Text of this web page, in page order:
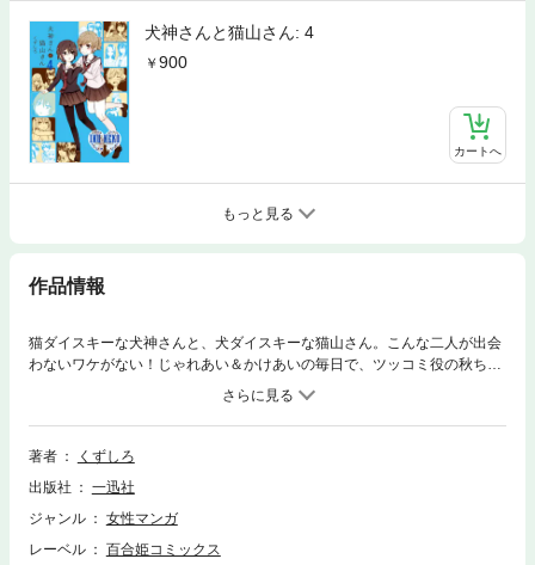
犬神さんと猫山さん: 4
900
カートへ
もっと見る
作品情報
猫ダイスキーな犬神さんと、犬ダイスキーな猫山さん。こんな二人が出会
わないワケがない！じゃれあい＆かけあいの毎日で、ツッコミ役の秋ちゃ
んもお疲れモード。生物部に入って杜松さん、牛若さんとの部活動も満
喫？する学園生活。プロ患者の鳥飼さん、バナナが似合う委員長、猿飛さ
んも加わって…十二支勢揃いまであとちょっと！？
著者
くずしろ
出版社
一迅社
ジャンル
女性マンガ
レーベル
百合姫コミックス